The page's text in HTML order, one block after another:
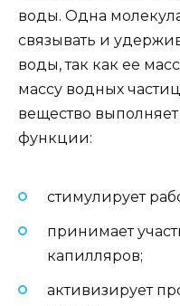
воды. Одна
связывать и
воды, так как ее
массу водных
вещество
функции:
стимулирует
принимает
капилляров;
активизирует